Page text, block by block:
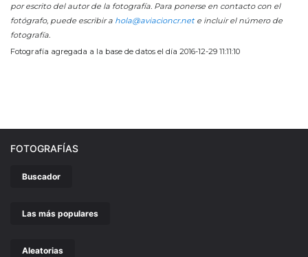
por escrito del autor de la fotografía. Para ponerse en contacto con el
fotógrafo, puede escribir a hola@aviacioncr.nete incluir el número de
fotografía.
Fotografía agregada a la base de datos el día 2016-12-29 11:11:10
FOTOGRAFÍAS
Buscador
Las más populares
Aleatorias